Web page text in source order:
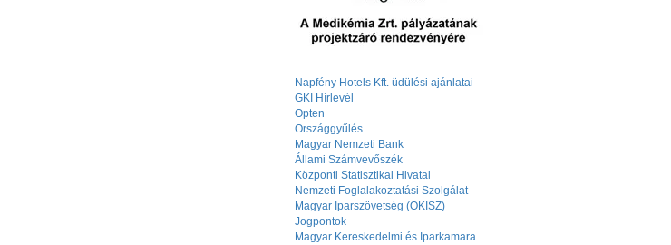
Napfény Hotels Kft. üdülési ajánlatai
GKI Hírlevél
Opten
Országgyűlés
Magyar Nemzeti Bank
Állami Számvevőszék
Központi Statisztikai Hivatal
Nemzeti Foglalakoztatási Szolgálat
Magyar Iparszövetség (OKISZ)
Jogpontok
Magyar Kereskedelmi és Iparkamara